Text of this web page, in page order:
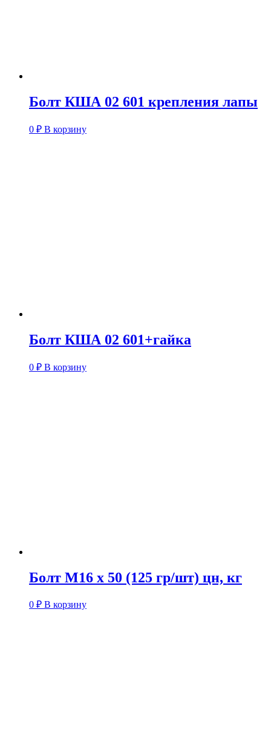
Болт КША 02 601 крепления лапы
0 ₽ В корзину
Болт КША 02 601+гайка
0 ₽ В корзину
Болт М16 х 50 (125 гр/шт) цн, кг
0 ₽ В корзину